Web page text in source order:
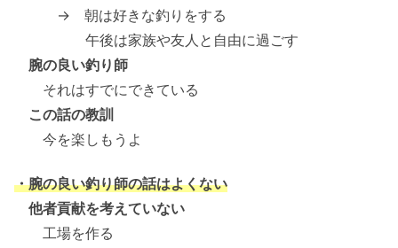
→ 朝は好きな釣りをする
午後は家族や友人と自由に過ごす
腕の良い釣り師
それはすでにできている
この話の教訓
今を楽しもうよ
・腕の良い釣り師の話はよくない
他者貢献を考えていない
工場を作る